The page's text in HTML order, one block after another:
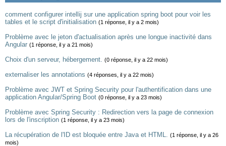
comment configurer intellij sur une application spring boot pour voir les
tables et le script d'initialisation (1 réponse, il y a 2 mois)
Problème avec le jeton d'actualisation après une longue inactivité dans
Angular (1 réponse, il y a 21 mois)
Choix d'un serveur, hébergement. (0 réponse, il y a 22 mois)
externaliser les annotations (4 réponses, il y a 22 mois)
Problème avec JWT et Spring Security pour l'authentification dans une
application Angular/Spring Boot (0 réponse, il y a 23 mois)
Problème avec Spring Security : Redirection vers la page de connexion
lors de l'inscription (1 réponse, il y a 23 mois)
La récupération de l'ID est bloquée entre Java et HTML. (1 réponse, il y a 26
mois)